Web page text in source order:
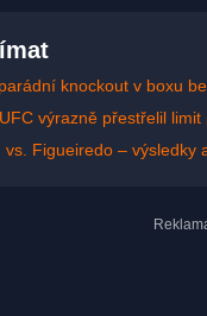
knockout v boxu
výrazně přestřelil
vs. Figueiredo – výsledky